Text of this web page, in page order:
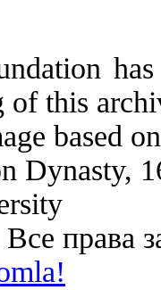
of this
based
Dynasty,
права